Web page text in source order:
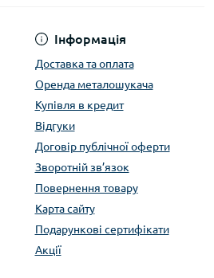
Інформація
Доставка та оплата
Оренда металошукача
Купівля в кредит
Відгуки
Договір публічної оферти
Зворотній зв’язок
Повернення товару
Карта сайту
Подарункові сертифікати
Акції